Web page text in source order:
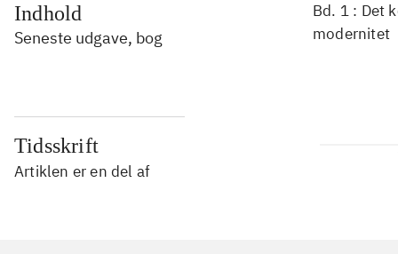
Indhold
Seneste udgave, bog
Bd. 1 : Det
modernitet
Tidsskrift
Artiklen er en del af